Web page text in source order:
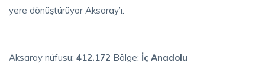
yere dönüştürüyor Aksaray’ı.
Aksaray nüfusu: 412.172 Bölge: İç Anadolu